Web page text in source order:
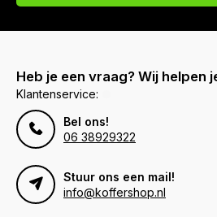
Heb je een vraag? Wij helpen
Klantenservice:
Bel ons!
06 38929322
Stuur ons een mail!
info@koffershop.nl